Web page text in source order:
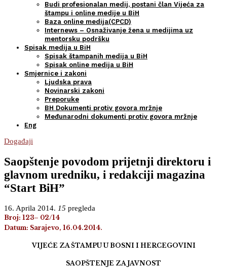
Budi profesionalan medij, postani član Vijeća za
štampu i online medije u BiH
Baza online medija(CPCD)
Internews – Osnaživanje žena u medijima uz
mentorsku podršku
Spisak medija u BiH
Spisak štampanih medija u BiH
Spisak online medija u BiH
Smjernice i zakoni
Ljudska prava
Novinarski zakoni
Preporuke
BH Dokumenti protiv govora mržnje
Međunarodni dokumenti protiv govora mržnje
Eng
Događaji
Saopštenje povodom prijetnji direktoru i
glavnom uredniku, i redakciji magazina
“Start BiH”
16. Aprila 2014. 15 pregleda
Broj: 123– 02/14
Datum: Sarajevo, 16.04.2014.
VIJEĆE ZA ŠTAMPU U BOSNI I HERCEGOVINI
SAOPŠTENJE ZA JAVNOST